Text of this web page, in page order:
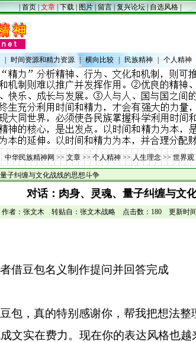
|首页|文章|下载| 图片|留言|复兴论坛 |自选风格
时间资源和精力资源 | 横向比较 民族精神 个人精神
中华民族精神网>>文章>>个人精神>>人生理念>>世界观
子纠缠与文化战线的思想斗争
对话：肉身、灵魂、量子纠缠与文
作者：张文木 转贴自：张文木战略 点击数：180 更新时间
借豆包名义制作提问并回答完成
包，真的特别感谢你，帮我把想法
文实在费力。现在你的表达风格也